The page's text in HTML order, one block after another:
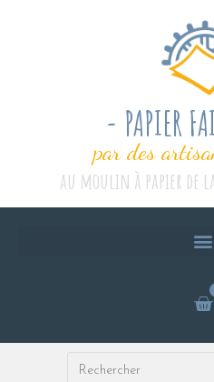
- PAPIER
par des
au moulin à papier de